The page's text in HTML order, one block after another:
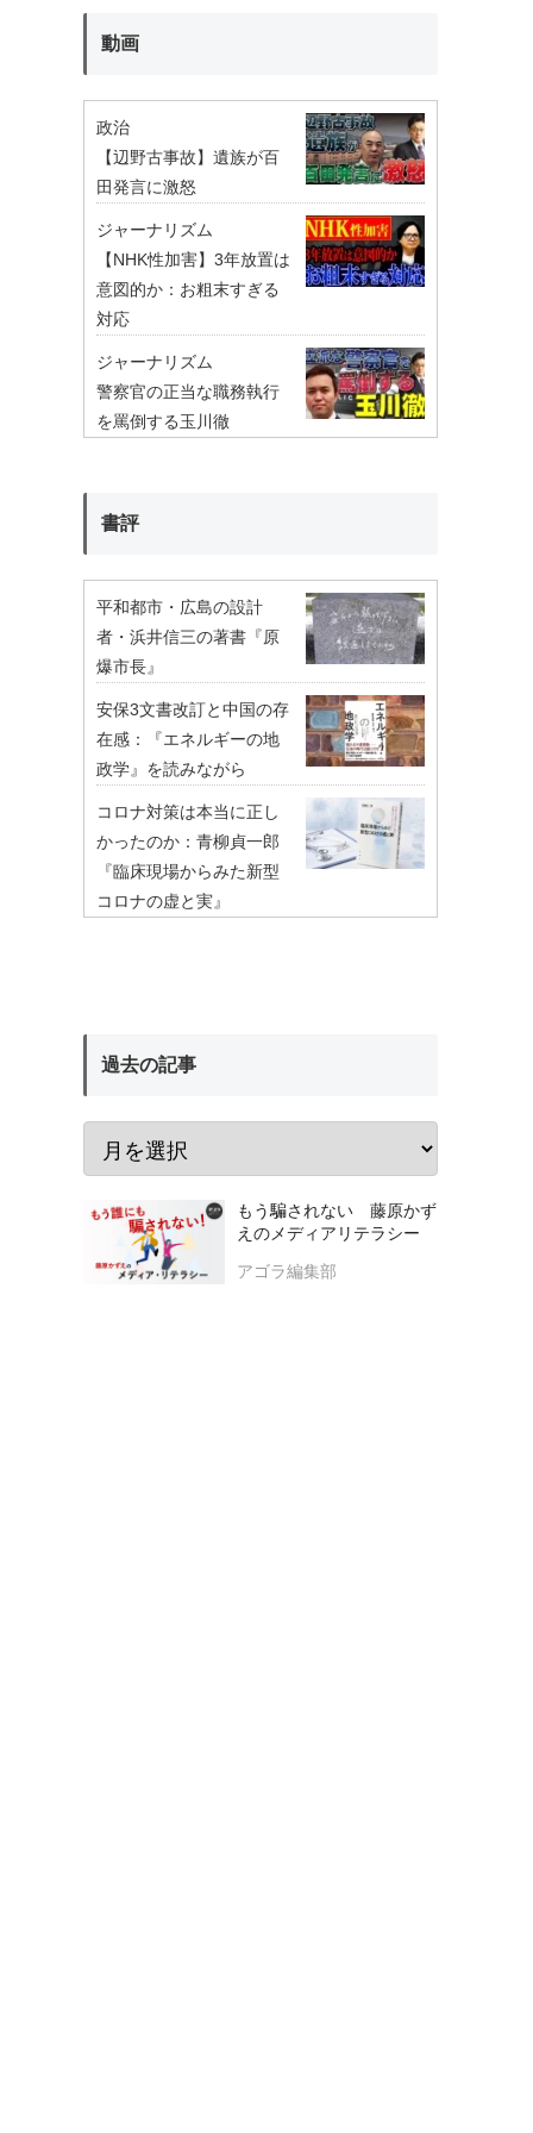
動画
政治
【辺野古事故】遺族が百
田発言に激怒
ジャーナリズム
【NHK性加害】3年放置は
意図的か：お粗末すぎる
対応
ジャーナリズム
警察官の正当な職務執行
を罵倒する玉川徹
書評
平和都市・広島の設計
者・浜井信三の著書『原
爆市長』
安保3文書改訂と中国の存
在感：『エネルギーの地
政学』を読みながら
コロナ対策は本当に正し
かったのか：青柳貞一郎
『臨床現場からみた新型
コロナの虚と実』
過去の記事
もう騙されない 藤原かず
えのメディアリテラシー
アゴラ編集部